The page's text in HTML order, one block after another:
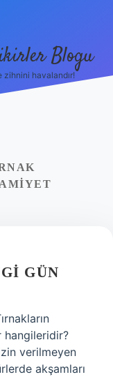
Blogu
zihnini havalandır!
GÜN
hangileridir?
verilmeyen
akşamları